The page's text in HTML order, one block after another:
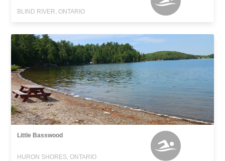
BLIND RIVER, ONTARIO
Little Basswood
HURON SHORES, ONTARIO